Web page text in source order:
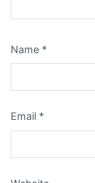
Name *
Email *